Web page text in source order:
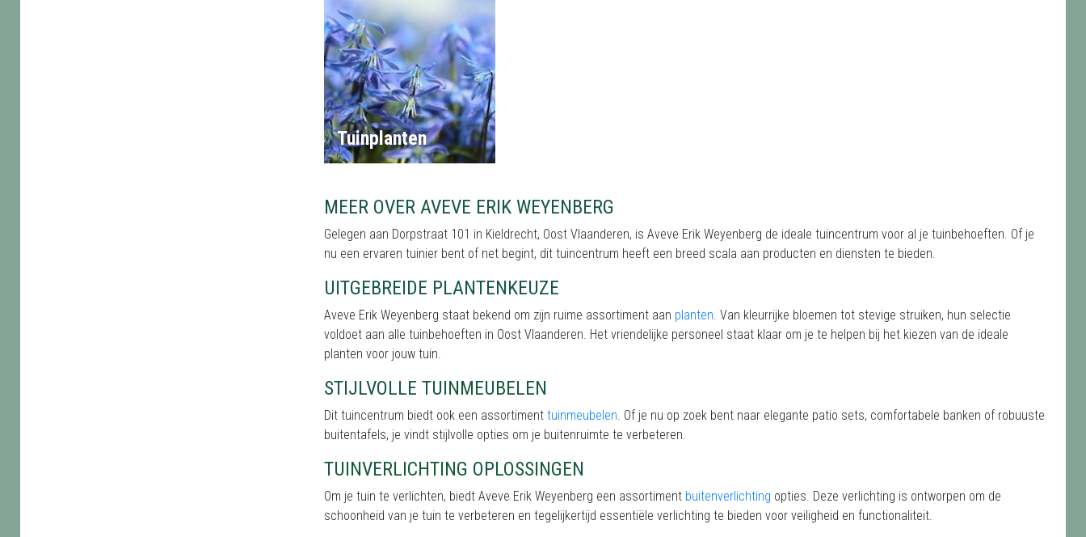
Tuinplanten
MEER OVER AVEVE ERIK WEYENBERG
Gelegen aan Dorpstraat 101 in Kieldrecht, Oost Vlaanderen, is Aveve Erik Weyenberg de ideale tuincentrum voor al je tuinbehoeften. Of je
nu een ervaren tuinier bent of net begint, dit tuincentrum heeft een breed scala aan producten en diensten te bieden.
UITGEBREIDE PLANTENKEUZE
Aveve Erik Weyenberg staat bekend om zijn ruime assortiment aan planten . Van kleurrijke bloemen tot stevige struiken, hun selectie
voldoet aan alle tuinbehoeften in Oost Vlaanderen. Het vriendelijke personeel staat klaar om je te helpen bij het kiezen van de ideale
planten voor jouw tuin.
STIJLVOLLE TUINMEUBELEN
Dit tuincentrum biedt ook een assortiment tuinmeubelen . Of je nu op zoek bent naar elegante patio sets, comfortabele banken of robuuste
buitentafels, je vindt stijlvolle opties om je buitenruimte te verbeteren.
TUINVERLICHTING OPLOSSINGEN
Om je tuin te verlichten, biedt Aveve Erik Weyenberg een assortiment buitenverlichting opties. Deze verlichting is ontworpen om de
schoonheid van je tuin te verbeteren en tegelijkertijd essentiële verlichting te bieden voor veiligheid en functionaliteit.